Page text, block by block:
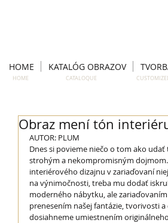
HOME KATALÓG OBRAZOV
Obraz mení tón
AUTOR: PLUM
Dnes si povieme niečo o tom ako
strohým a nekompromisným
interiérového dizajnu v zariaďovaní
na výnimočnosti, treba mu dodať
moderného nábytku, ale
prenesením našej fantázie, tvorivosti
dosiahneme umiestnením
HOME CATALOQUE CUSTOMIZED